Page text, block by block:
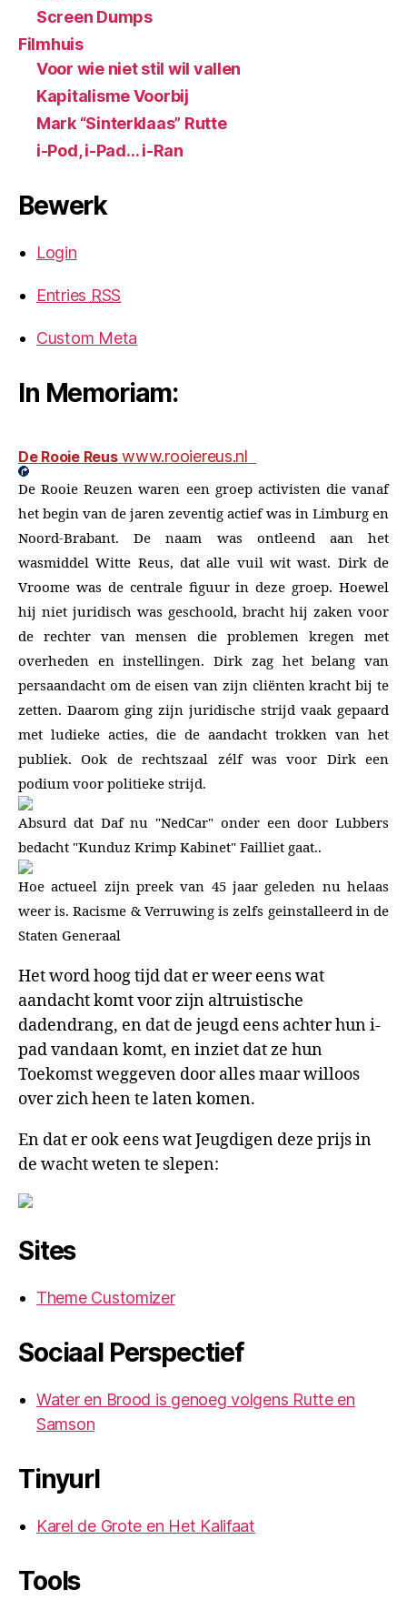
Screen Dumps
Filmhuis
Voor wie niet stil wil vallen
Kapitalisme Voorbij
Mark “Sinterklaas” Rutte
i-Pod, i-Pad… i-Ran
Bewerk
Login
Entries RSS
Custom Meta
In Memoriam:
De Rooie Reus www.rooiereus.nl
De Rooie Reuzen waren een groep activisten die vanaf
het begin van de jaren zeventig actief was in Limburg en
Noord-Brabant. De naam was ontleend aan het
wasmiddel Witte Reus, dat alle vuil wit wast. Dirk de
Vroome was de centrale figuur in deze groep. Hoewel
hij niet juridisch was geschoold, bracht hij zaken voor
de rechter van mensen die problemen kregen met
overheden en instellingen. Dirk zag het belang van
persaandacht om de eisen van zijn cliënten kracht bij te
zetten. Daarom ging zijn juridische strijd vaak gepaard
met ludieke acties, die de aandacht trokken van het
publiek. Ook de rechtszaal zélf was voor Dirk een
podium voor politieke strijd.
Absurd dat Daf nu "NedCar" onder een door Lubbers
bedacht "Kunduz Krimp Kabinet" Failliet gaat..
Hoe actueel zijn preek van 45 jaar geleden nu helaas
weer is. Racisme & Verruwing is zelfs geinstalleerd in de
Staten Generaal
Het word hoog tijd dat er weer eens wat
aandacht komt voor zijn altruistische
dadendrang, en dat de jeugd eens achter hun i-
pad vandaan komt, en inziet dat ze hun
Toekomst weggeven door alles maar willoos
over zich heen te laten komen.
En dat er ook eens wat Jeugdigen deze prijs in
de wacht weten te slepen:
Sites
Theme Customizer
Sociaal Perspectief
Water en Brood is genoeg volgens Rutte en
Samson
Tinyurl
Karel de Grote en Het Kalifaat
Tools